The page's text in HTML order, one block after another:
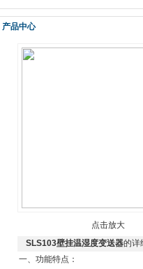
产品中心
点击放大
SLS103壁挂温湿度变送器的详
一、功能特点：